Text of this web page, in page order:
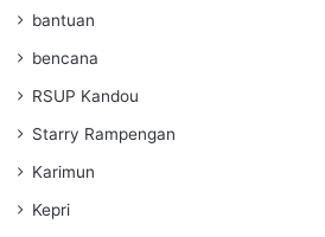
bantuan
bencana
RSUP Kandou
Starry Rampengan
Karimun
Kepri